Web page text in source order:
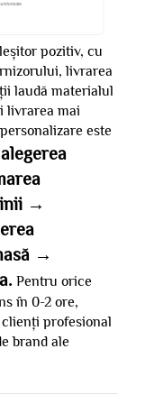
pozitiv, cu
livrarea
laudă materialul
livrarea mai
este
→
→
Pentru orice
în 0-2 ore,
profesional
brand ale